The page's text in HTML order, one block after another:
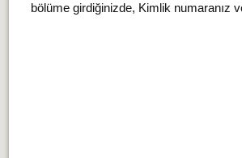
bölüme girdiğinizde, Kimlik numaranız